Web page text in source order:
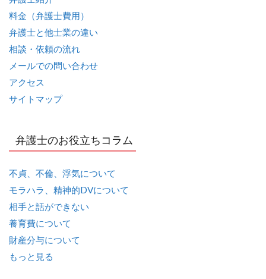
料金（弁護士費用）
弁護士と他士業の違い
相談・依頼の流れ
メールでの問い合わせ
アクセス
サイトマップ
弁護士のお役立ちコラム
不貞、不倫、浮気について
モラハラ、精神的DVについて
相手と話ができない
養育費について
財産分与について
もっと見る